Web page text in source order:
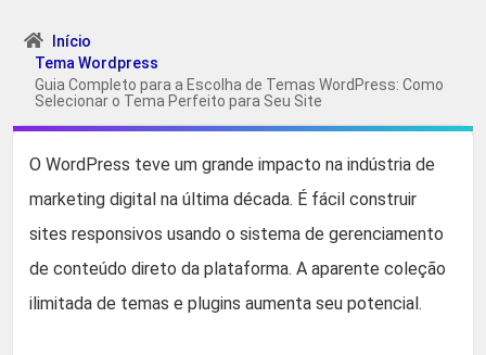
Início
Tema Wordpress
Guia Completo para a Escolha de Temas WordPress: Como
Selecionar o Tema Perfeito para Seu Site
O WordPress teve um grande impacto na indústria de
marketing digital na última década. É fácil construir
sites responsivos usando o sistema de gerenciamento
de conteúdo direto da plataforma. A aparente coleção
ilimitada de temas e plugins aumenta seu potencial.